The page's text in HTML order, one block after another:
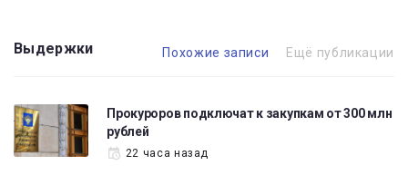
Выдержки Похожие записи Ещё публикации
Прокуроров подключат к закупкам от 300 млн
рублей
22 часа назад